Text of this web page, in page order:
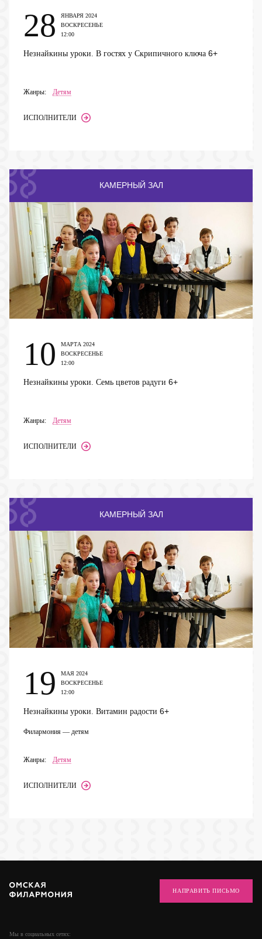
28
ЯНВАРЯ 2024
ВОСКРЕСЕНЬЕ
12:00
Незнайкины уроки. В гостях у Скрипичного ключа 6+
Жанры: Детям
ИСПОЛНИТЕЛИ
КАМЕРНЫЙ ЗАЛ
10
МАРТА 2024
ВОСКРЕСЕНЬЕ
12:00
Незнайкины уроки. Семь цветов радуги 6+
Жанры: Детям
ИСПОЛНИТЕЛИ
КАМЕРНЫЙ ЗАЛ
19
МАЯ 2024
ВОСКРЕСЕНЬЕ
12:00
Незнайкины уроки. Витамин радости 6+
Филармония — детям
Жанры: Детям
ИСПОЛНИТЕЛИ
Мы в социальных сетях:
НАПРАВИТЬ ПИСЬМО